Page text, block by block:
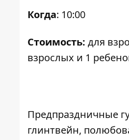
Когда: 10:00
Стоимость: для
взрослых и 1
Предпраздничные
глинтвейн,